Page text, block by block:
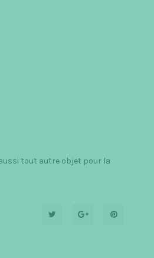
tout autre objet pour la